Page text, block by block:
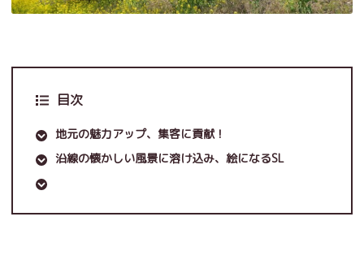
目次
地元の魅力アップ、集客に貢献！
沿線の懐かしい風景に溶け込み、絵になるSL